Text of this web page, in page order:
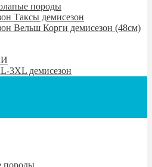
породы
Таксы демисезон
Вельш Корги демисезон (48см)
3XL демисезон
породы